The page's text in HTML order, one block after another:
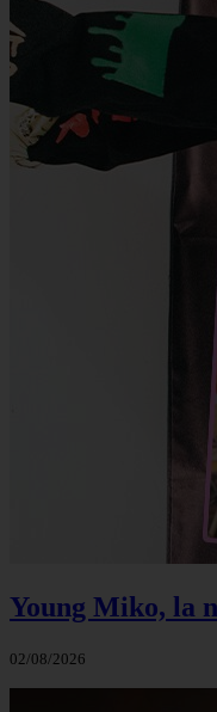
Young Miko, la
02/08/2026